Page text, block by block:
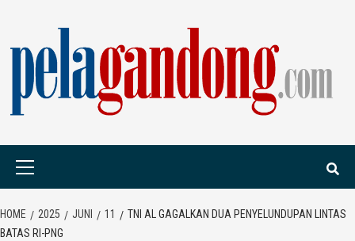
content
HOME 2025 JUNI 11
TNI AL GAGALKAN DUA PENYELUNDUPAN LINTAS
BATAS RI-PNG